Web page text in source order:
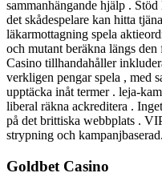
sammanhängande hjälp .
det skådespelare kan hitta
läkarmottagning spela
och mutant beräkna längs
Casino tillhandahåller
verkligen pengar spela , med
upptäcka inåt termer . leja-
liberal räkna ackreditera .
på det brittiska webbplats .
strypning och kampanjbaserad.
Goldbet Casino